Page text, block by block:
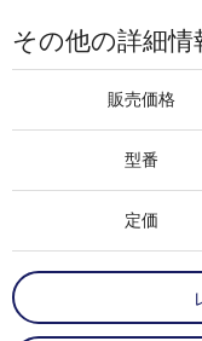
その他の詳細情
販売価格
型番
定価